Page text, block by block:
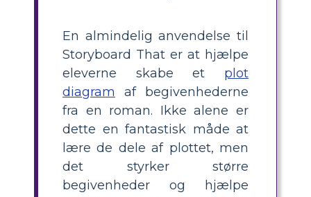
En almindelig anvendelse til
Storyboard That er at hjælpe
eleverne skabe et plot
diagram af begivenhederne
fra en roman. Ikke alene er
dette en fantastisk måde at
lære de dele af plottet, men
det styrker større
begivenheder og hjælpe